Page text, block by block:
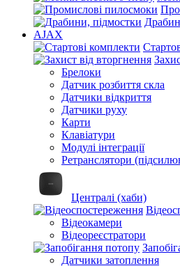
AJAX
Брелоки
Датчик розбиття скла
Датчики відкриття
Датчики руху
Карти
Клавіатури
Модулі інтеграції
Ретранслятори
Централі (хаби)
Відеокамери
Відеореєстратори
Датчики затоплення